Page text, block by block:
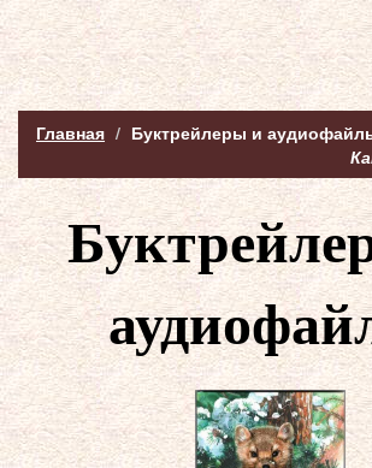
Главная
Буктрейлеры и